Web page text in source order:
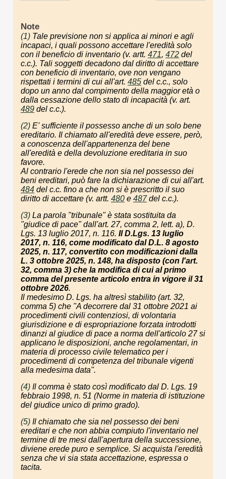
Note
(1) Tale previsione non si applica ai minori e agli
incapaci, i quali possono accettare l'eredità solo
con il beneficio di inventario (v. artt. 471, 472 del
c.c.). Tali soggetti decadono dal diritto di accettare
con beneficio di inventario, ove non vengano
rispettati i termini di cui all'art. 485 del c.c., solo
dopo un anno dal compimento della maggior età o
dalla cessazione dello stato di incapacità (v. art.
489 del c.c.).
(2) E' sufficiente il possesso anche di un solo bene
ereditario. Il chiamato all'eredità deve essere, però,
a conoscenza dell'appartenenza del bene
all'eredità e della devoluzione ereditaria in suo
favore.
Al contrario l'erede che non sia nel possesso dei
beni ereditari, può fare la dichiarazione di cui all'art.
484 del c.c. fino a che non si è prescritto il suo
diritto di accettare (v. artt. 480 e 487del c.c.).
(3) La parola "tribunale" è stata sostituita da
"giudice di pace" dall'art. 27, comma 2, lett. a), D.
Lgs. 13 luglio 2017, n. 116. Il D.Lgs. 13 luglio
2017, n. 116, come modificato dal D.L. 8 agosto
2025, n. 117, convertito con modificazioni dalla
L. 3 ottobre 2025, n. 148, ha disposto (con l'art.
32, comma 3) che la modifica di cui al primo
comma del presente articolo entra in vigore il 31
ottobre 2026.
Il medesimo D. Lgs. ha altresì stabilito (art. 32,
comma 5) che "A decorrere dal 31 ottobre 2021 ai
procedimenti civili contenziosi, di volontaria
giurisdizione e di espropriazione forzata introdotti
dinanzi al giudice di pace a norma dell'articolo 27 si
applicano le disposizioni, anche regolamentari, in
materia di processo civile telematico per i
procedimenti di competenza del tribunale vigenti
alla medesima data".
(4) Il comma è stato così modificato dal D. Lgs. 19
febbraio 1998, n. 51 (Norme in materia di istituzione
del giudice unico di primo grado).
(5) Il chiamato che sia nel possesso dei beni
ereditari e che non abbia compiuto l'inventario nel
termine di tre mesi dall'apertura della successione,
diviene erede puro e semplice. Si acquista l'eredità
senza che vi sia stata accettazione, espressa o
tacita.